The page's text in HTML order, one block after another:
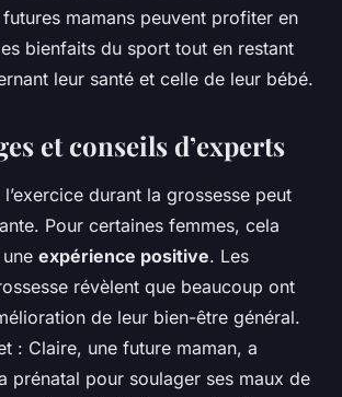
mamans peuvent profiter en
bienfaits du sport tout en restant
leur santé et celle de leur bébé.
et conseils d’experts
l’exercice durant la grossesse peut
Pour certaines femmes, cela
expérience positive. Les
révèlent que beaucoup ont
de leur bien-être général.
: Claire, une future maman, a
prénatal pour soulager ses maux de